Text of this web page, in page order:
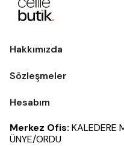
Hakkımızda
Sözleşmeler
Hesabım
Merkez Ofis: KALEDERE
ÜNYE/ORDU